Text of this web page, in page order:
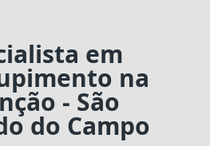
em
na
- São
do Campo